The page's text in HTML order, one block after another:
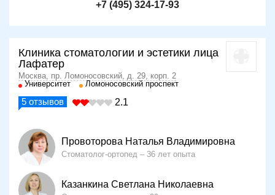
+7 (495) 324-17-93
Клиника стоматологии и эстетики лица
Лафатер
Москва, пр. Ломоносовский, д. 29, корп. 2
Университет
Ломоносовский проспект
5 отзывов 2.1
Провоторова Наталья Владимировна
Стоматолог-ортопед 36 лет опыта
Казанкина Светлана Николаевна